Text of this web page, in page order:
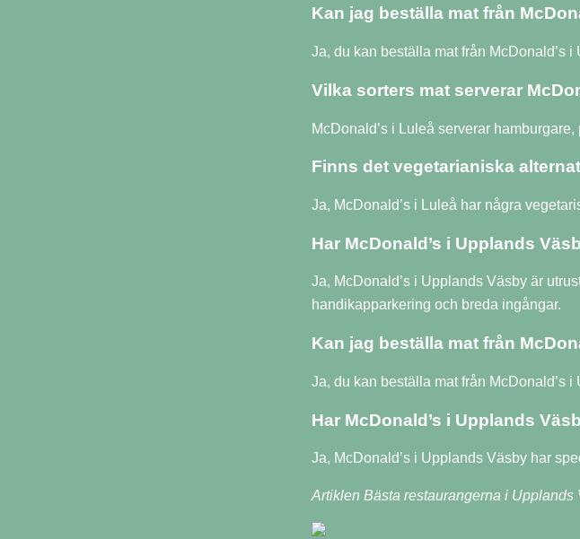
Kan jag beställa mat från
Ja, du kan beställa mat från McDonald’s
Vilka sorters mat serverar
McDonald’s i Luleå serverar
Finns det vegetarianiska
Ja, McDonald’s i Luleå har några
Har McDonald’s i Upplands
Ja, McDonald’s i Upplands Väsby är
handikapparkering och breda ingångar.
Kan jag beställa mat från
Ja, du kan beställa mat från McDonald’s
Har McDonald’s i Upplands
Ja, McDonald’s i Upplands Väsby har
Artiklen Bästa restaurangerna i Upplands